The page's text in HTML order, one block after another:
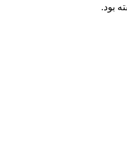
بود.